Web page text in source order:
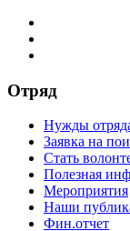
Отряд
Нужды
Заявка на
Стать
Полезная
Мероприятия
Наши
Фин.отчет